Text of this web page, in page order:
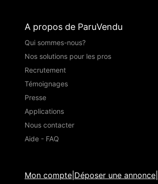
A propos de ParuVendu
Qui sommes-nous?
Nos solutions pour les pros
Recrutement
Témoignages
Presse
Applications
Nous contacter
Aide - FAQ
Mon compte Déposer une annonce